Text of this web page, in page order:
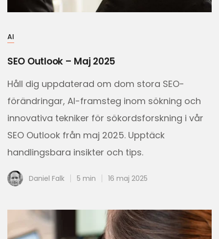
AI
SEO Outlook – Maj 2025
Håll dig uppdaterad om dom stora SEO-
förändringar, AI-framsteg inom sökning och
innovativa tekniker för sökordsforskning i vår
SEO Outlook från maj 2025. Upptäck
handlingsbara insikter och tips.
Daniel Falk 5 min 16 maj 2025